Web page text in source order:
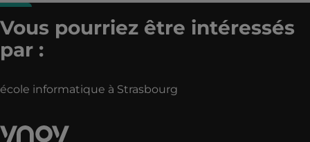
Vous pourriez être intéressés
par :
école informatique à Strasbourg